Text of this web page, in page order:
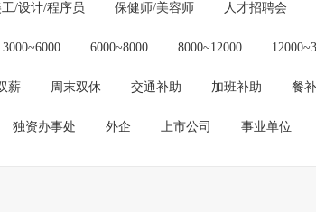
工/设计/程序员 保健师/美容师 人才招聘会
3000~6000 6000~8000 8000~12000
薪 周末双休 交通补助 加班补助 餐补
独资办事处 外企 上市公司 事业单位